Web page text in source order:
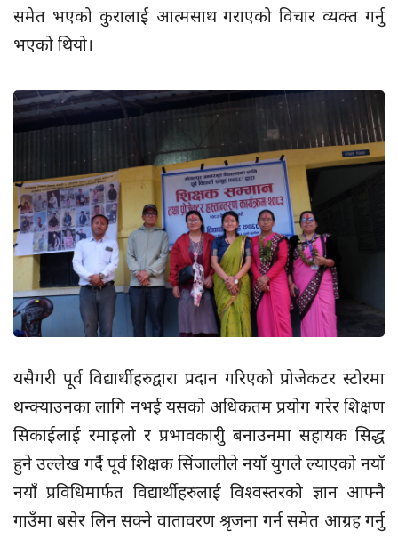
समेत भएको कुरालाई आत्मसाथ गराएको विचार व्यक्त गर्नु
भएको थियो।
यसैगरी पूर्व विद्यार्थीहरुद्वारा प्रदान गरिएको प्रोजेकटर स्टोरमा
थन्क्याउनका लागि नभई यसको अधिकतम प्रयोग गरेर शिक्षण
सिकाईलाई रमाइलो र प्रभावकारीु बनाउनमा सहायक सिद्ध
हुने उल्लेख गर्दै पूर्व शिक्षक सिंजालीले नयाँ युगले ल्याएको नयाँ
नयाँ प्रविधिमार्फत विद्यार्थीहरुलाई विश्वस्तरको ज्ञान आफ्नै
गाउँमा बसेर लिन सक्ने वातावरण श्रृजना गर्न समेत आग्रह गर्नु